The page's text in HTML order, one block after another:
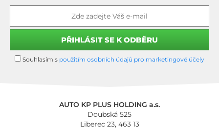
Souhlasím s použitím osobních údajů pro marketingové účely
AUTO KP PLUS HOLDING a.s.
Doubská 525
Liberec 23, 463 13